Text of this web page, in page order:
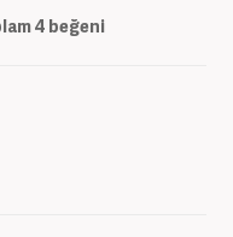
4 beğeni